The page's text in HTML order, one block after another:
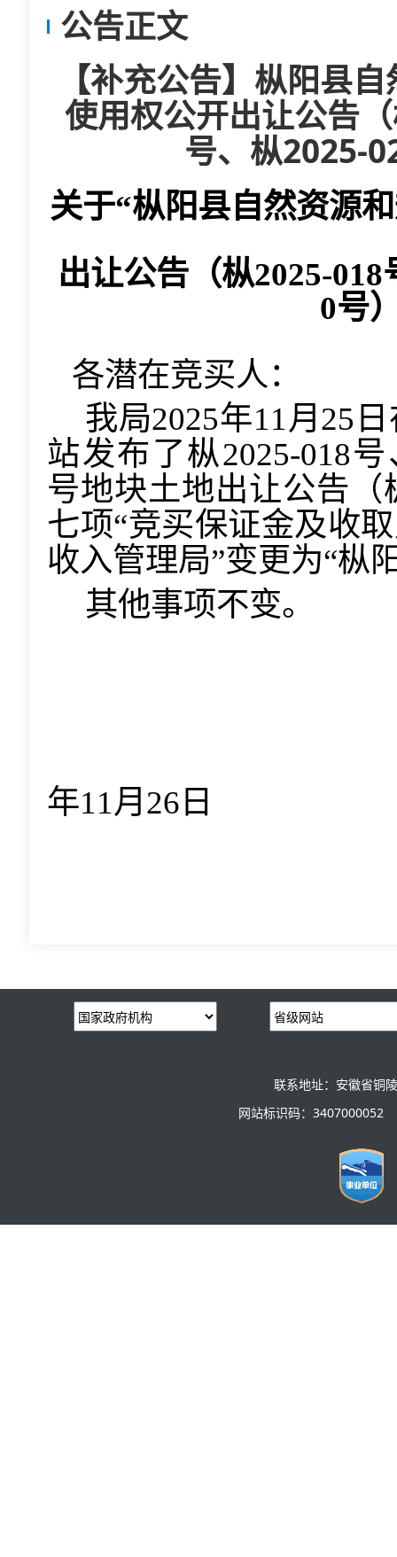
公告正文
【补充公告】枞阳县
使用权公开出让公告
号、枞2025-
关于“枞阳县自然资源
出让公告（枞2025-018
0号
各潜在竞买人：
我局2025年11月 25 日
站发布了枞2025-018
号地块土地出让公告（
七项“竞买保证金及收
收入管理局”变更为“枞
其他事项不变。
年11月 26 日
联系地址：安徽省铜
网站标识码：3407000052